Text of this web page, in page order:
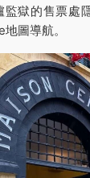
監獄的售票處
圖導航。